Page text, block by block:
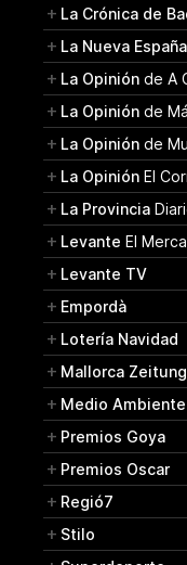
La Crónica de
La Nueva España
La Opinión de A
La Opinión de
La Opinión de
La Opinión El
La Provincia
Levante El
Levante TV
Empordà
Lotería Navidad
Mallorca Zeitung
Medio Ambiente
Premios Goya
Premios Oscar
Regió7
Stilo